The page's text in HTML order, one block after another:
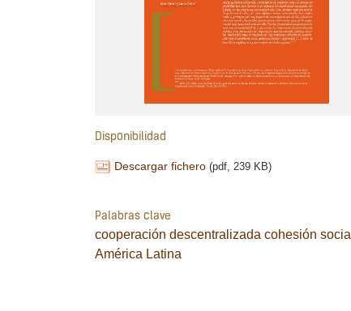
Disponibilidad
Descargar fichero (pdf, 239 KB)
Palabras clave
cooperación descentralizada cohesión social
América Latina